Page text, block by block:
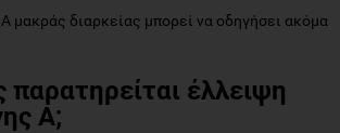
μακράς διαρκείας μπορεί να οδηγήσει ακόμα
έλλειψη
Α;